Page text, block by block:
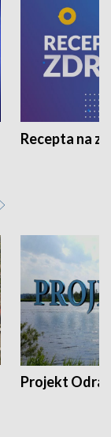
Recepta na
Projekt Odra